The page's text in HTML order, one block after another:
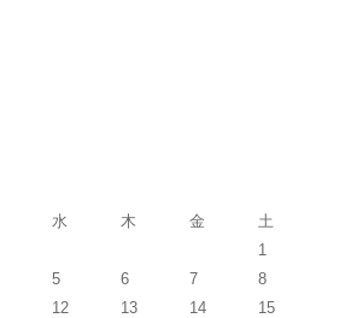
水 木 金
土
1
5 6 7
8
12 13 14
15